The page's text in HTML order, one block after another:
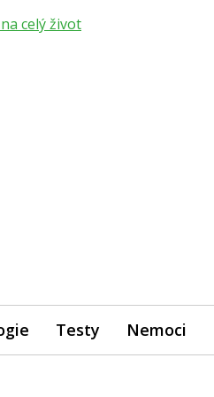
Testy Nemoci
celý život